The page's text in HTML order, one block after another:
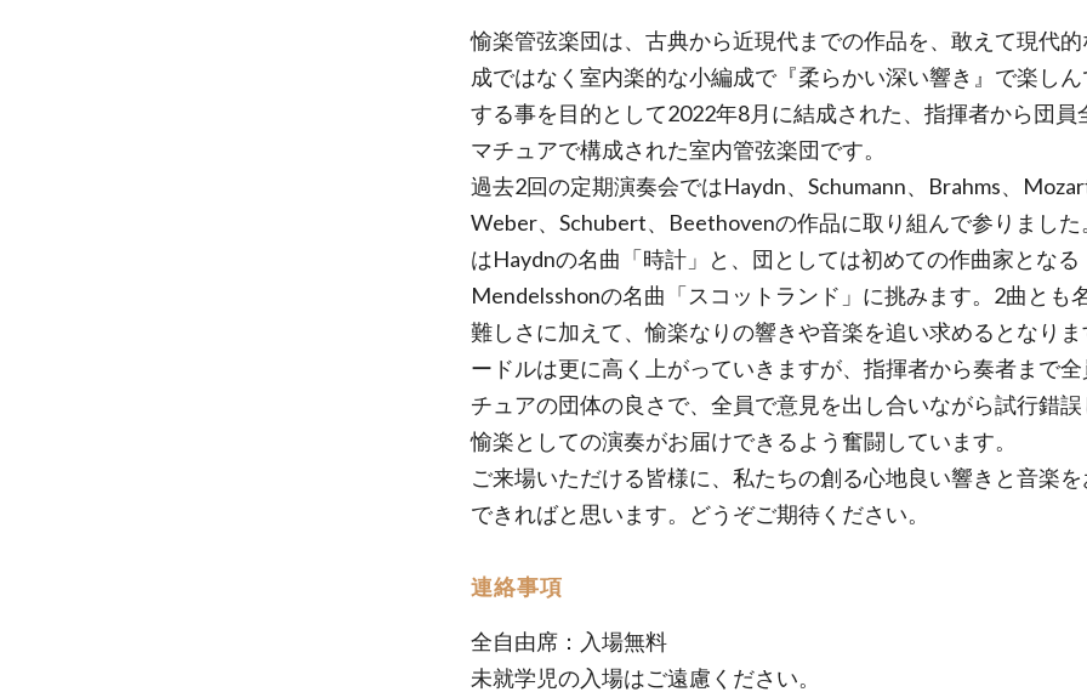
愉楽管弦楽団は、古典から近現代までの作品を、敢えて現代的
成ではなく室内楽的な小編成で『柔らかい深い響き』で楽し
する事を目的として2022年8月に結成された、指揮者から団員
マチュアで構成された室内管弦楽団です。
過去2回の定期演奏会ではHaydn、Schumann、Brahms、Mozart
Weber、Schubert、Beethovenの作品に取り組んで参りました
はHaydnの名曲「時計」と、団としては初めての作曲家となる
Mendelsshonの名曲「スコットランド」に挑みます。2曲とも
難しさに加えて、愉楽なりの響きや音楽を追い求めるとなりま
ードルは更に高く上がっていきますが、指揮者から奏者まで全
チュアの団体の良さで、全員で意見を出し合いながら試行錯誤
愉楽としての演奏がお届けできるよう奮闘しています。
ご来場いただける皆様に、私たちの創る心地良い響きと音楽
できればと思います。どうぞご期待ください。
連絡事項
全自由席：入場無料
未就学児の入場はご遠慮ください。